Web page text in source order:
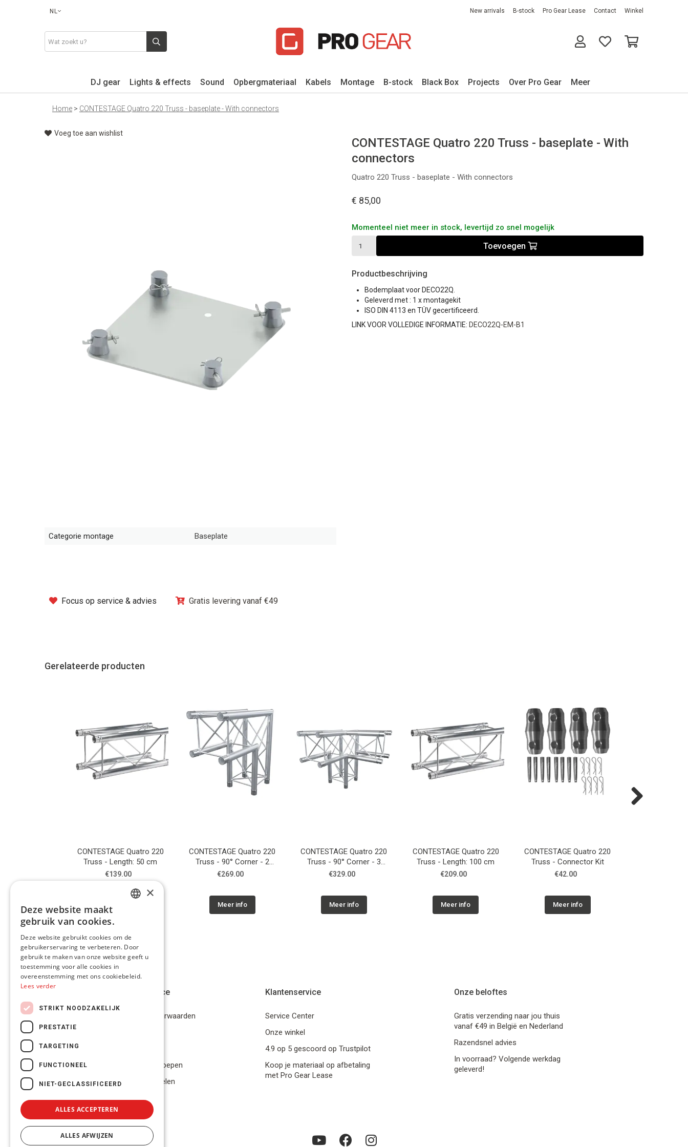
NL New arrivals B-stock Pro Gear Lease Contact Winkel
DJ gear Lights & effects Sound Opbergmateriaal Kabels Montage B-stock Black Box Projects Over Pro Gear Meer
Home > CONTESTAGE Quatro 220 Truss - baseplate - With connectors
Voeg toe aan wishlist
Categorie montage Baseplate
Focus op service & advies Gratis levering vanaf €49
CONTESTAGE Quatro 220 Truss - baseplate - With
connectors
Quatro 220 Truss - baseplate - With connectors
€ 85,00
Momenteel niet meer in stock, levertijd zo snel mogelijk
Toevoegen
Productbeschrijving
Bodemplaat voor DECO22Q.
Geleverd met : 1 x montagekit
ISO DIN 4113 en TÜV gecertificeerd.
LINK VOOR VOLLEDIGE INFORMATIE: DECO22Q-EM-B1
Gerelateerde producten
CONTESTAGE Quatro 220
Truss - Length: 50 cm
€139.00
CONTESTAGE Quatro 220
Truss - 90° Corner - 2
directions
€269.00
Meer info
CONTESTAGE Quatro 220
Truss - 90° Corner - 3
directions
€329.00
Meer info
CONTESTAGE Quatro 220
Truss - Length: 100 cm
€209.00
Meer info
CONTESTAGE Quatro 220
Truss - Connector Kit
€42.00
Meer info
Klantenservice
Algemene Voorwaarden
Bestelling herroepen
Betalingsmiddelen
Geschillen
Klantenservice
Service Center
Onze winkel
4.9 op 5 gescoord op Trustpilot
Koop je materiaal op afbetaling
met Pro Gear Lease
Onze beloftes
Gratis verzending naar jou thuis
vanaf €49 in België en Nederland
Razendsnel advies
In voorraad? Volgende werkdag
geleverd!
ENGLISH
×
Deze website maakt
gebruik van cookies.
Deze website gebruikt cookies om de
gebruikerservaring te verbeteren. Door
gebruik te maken van onze website geeft u
toestemming voor alle cookies in
overeenstemming met ons cookiebeleid.
Lees verder
STRIKT NOODZAKELIJK
PRESTATIE
TARGETING
FUNCTIONEEL
NIET-GECLASSIFICEERD
ALLES ACCEPTEREN
ALLES AFWIJZEN